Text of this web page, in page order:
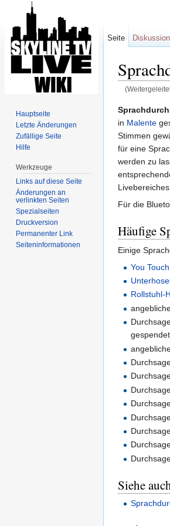
in Malente
Stimmen
für eine
werden zu
Für die
Häufige
Einige
You
Rollstuhl-
Siehe
Seite Diskussion
Hauptseite
Letzte Änderungen
Zufällige Seite
Hilfe
Werkzeuge
Links auf diese Seite
Änderungen an
verlinkten Seiten
Spezialseiten
Druckversion
Permanenter Link
Seiten­informationen